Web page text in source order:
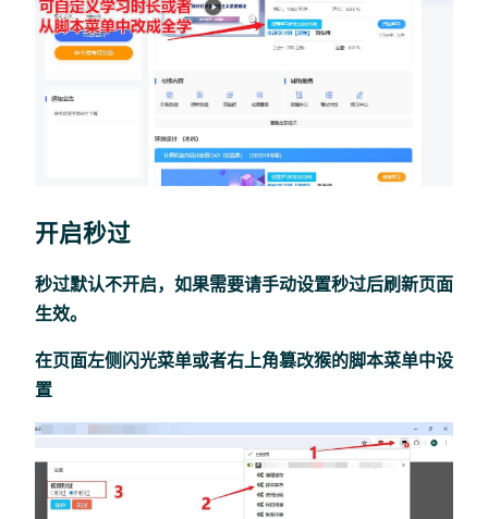
开启秒过
秒过默认不开启，如果需要请手动设置秒过后刷新页面
生效。
在页面左侧闪光菜单或者右上角篡改猴的脚本菜单中设
置